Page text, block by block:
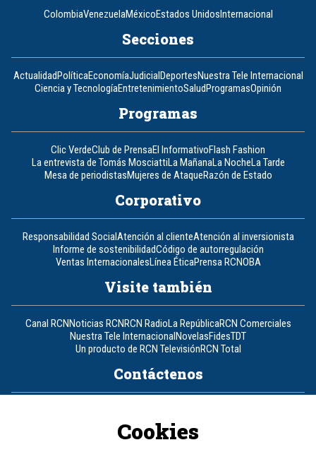
ColombiaVenezuelaMéxicoEstados UnidosInternacional
Secciones
ActualidadPolíticaEconomíaJudicialDeportesNuestra Tele Internacional
Ciencia y TecnologíaEntretenimientoSaludProgramasOpinión
Programas
Clic VerdeClub de PrensaEl InformativoFlash Fashion
La entrevista de Tomás MosciattiLa MañanaLa NocheLa Tarde
Mesa de periodistasMujeres de AtaqueRazón de Estado
Corporativo
Responsabilidad SocialAtención al clienteAtención al inversionista
Informe de sostenibilidadCódigo de autorregulación
Ventas InternacionalesLínea ÉticaPrensa RCNOBA
Visite también
Canal RCNNoticias RCNRCN RadioLa RepúblicaRCN Comerciales
Nuestra Tele InternacionalNovelasFidesTDT
Un producto de RCN TelevisiónRCN Total
Contáctenos
Cookies